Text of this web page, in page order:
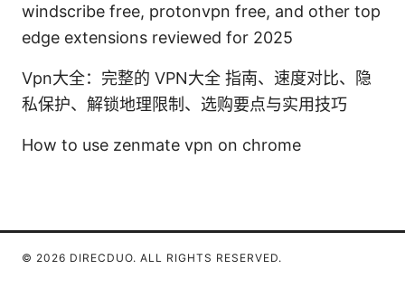
windscribe free, protonvpn free, and other top
edge extensions reviewed for 2025
Vpn大全：完整的 VPN大全 指南、速度对比、隐
私保护、解锁地理限制、选购要点与实用技巧
How to use zenmate vpn on chrome
© 2026 DIRECDUO. ALL RIGHTS RESERVED.